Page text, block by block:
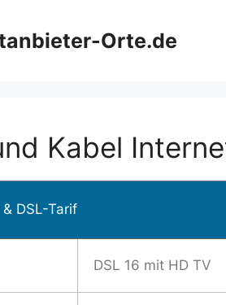
Orte.de
Kabel
DSL-Tarif
DSL 16 mit HD TV